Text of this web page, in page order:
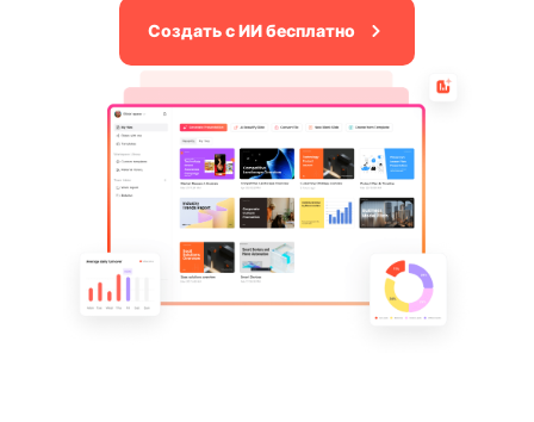
Presenti AI
Альтернатива Gamma: презентации с ИИ
Presenti AI SDK
Интегрируйте Presenti AI в свой сайт или
приложение
Pixso
Альтернатива Figma для UI/UX
Создать с ИИ бесплатно